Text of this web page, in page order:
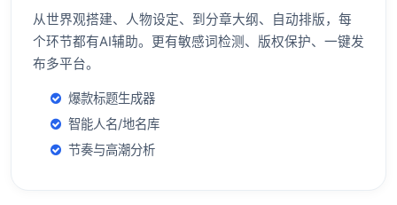
从世界观搭建、人物设定、到分章大纲、自动排版，每
个环节都有AI辅助。更有敏感词检测、版权保护、一键发
布多平台。
爆款标题生成器
智能人名/地名库
节奏与高潮分析